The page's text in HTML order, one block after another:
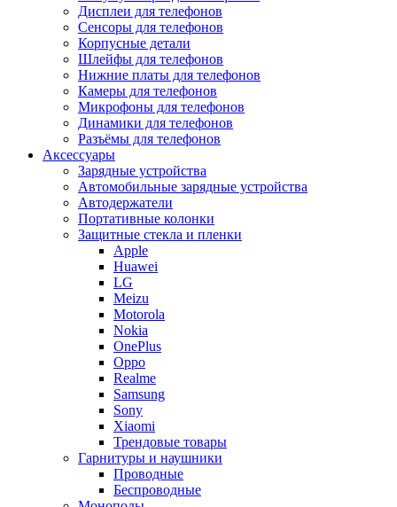
Дисплеи для телефонов
Сенсоры для телефонов
Корпусные детали
Шлейфы для телефонов
Нижние платы для телефонов
Камеры для телефонов
Микрофоны для телефонов
Динамики для телефонов
Разъёмы для телефонов
Аксессуары
Зарядные устройства
Автомобильные зарядные устройства
Автодержатели
Портативные колонки
Защитные стекла и пленки
Apple
Huawei
LG
Meizu
Motorola
Nokia
OnePlus
Oppo
Realme
Samsung
Sony
Xiaomi
Трендовые товары
Гарнитуры и наушники
Проводные
Беспроводные